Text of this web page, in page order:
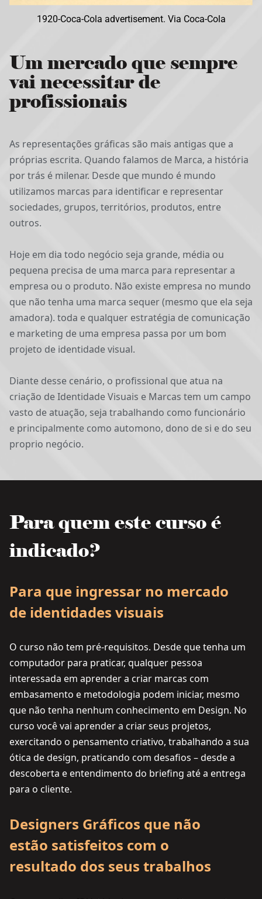
1920-Coca-Cola advertisement. Via Coca-Cola
Um mercado que sempre
vai necessitar de
profissionais
As representações gráficas são mais antigas que a
próprias escrita. Quando falamos de Marca, a história
por trás é milenar. Desde que mundo é mundo
utilizamos marcas para identificar e representar
sociedades, grupos, territórios, produtos, entre
outros.
Hoje em dia todo negócio seja grande, média ou
pequena precisa de uma marca para representar a
empresa ou o produto. Não existe empresa no mundo
que não tenha uma marca sequer (mesmo que ela seja
amadora). toda e qualquer estratégia de comunicação
e marketing de uma empresa passa por um bom
projeto de identidade visual.
Diante desse cenário, o profissional que atua na
criação de Identidade Visuais e Marcas tem um campo
vasto de atuação, seja trabalhando como funcionário
e principalmente como automono, dono de si e do seu
proprio negócio.
Para quem este curso é
indicado?
Para que ingressar no mercado
de identidades visuais
O curso não tem pré-requisitos. Desde que tenha um
computador para praticar, qualquer pessoa
interessada em aprender a criar marcas com
embasamento e metodologia podem iniciar, mesmo
que não tenha nenhum conhecimento em Design. No
curso você vai aprender a criar seus projetos,
exercitando o pensamento criativo, trabalhando a sua
ótica de design, praticando com desafios – desde a
descoberta e entendimento do briefing até a entrega
para o cliente.
Designers Gráficos que não
estão satisfeitos com o
resultado dos seus trabalhos